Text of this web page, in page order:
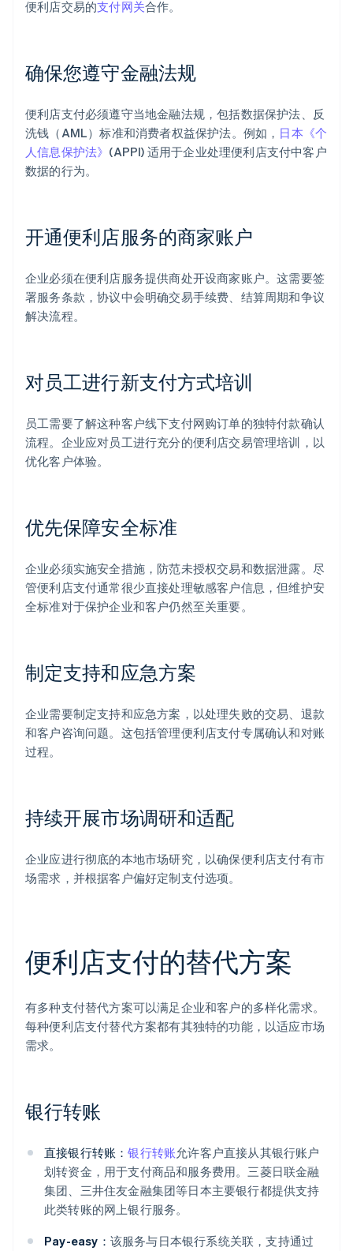
便利店交易的支付网关合作。
确保您遵守金融法规
便利店支付必须遵守当地金融法规，包括数据保护法、反
洗钱（AML）标准和消费者权益保护法。例如， 日本《个
人信息保护法》 (APPI) 适用于企业处理便利店支付中客户
数据的行为。
开通便利店服务的商家账户
企业必须在便利店服务提供商处开设商家账户。这需要签
署服务条款，协议中会明确交易手续费、结算周期和争议
解决流程。
对员工进行新支付方式培训
员工需要了解这种客户线下支付网购订单的独特付款确认
流程。企业应对员工进行充分的便利店交易管理培训，以
优化客户体验。
优先保障安全标准
企业必须实施安全措施，防范未授权交易和数据泄露。尽
管便利店支付通常很少直接处理敏感客户信息，但维护安
全标准对于保护企业和客户仍然至关重要。
制定支持和应急方案
企业需要制定支持和应急方案，以处理失败的交易、退款
和客户咨询问题。这包括管理便利店支付专属确认和对账
过程。
持续开展市场调研和适配
企业应进行彻底的本地市场研究，以确保便利店支付有市
场需求，并根据客户偏好定制支付选项。
便利店支付的替代方案
有多种支付替代方案可以满足企业和客户的多样化需求。
每种便利店支付替代方案都有其独特的功能，以适应市场
需求。
银行转账
直接银行转账：银行转账允许客户直接从其银行账户
划转资金，用于支付商品和服务费用。三菱日联金融
集团、三井住友金融集团等日本主要银行都提供支持
此类转账的网上银行服务。
Pay-easy： 该服务与日本银行系统关联，支持通过